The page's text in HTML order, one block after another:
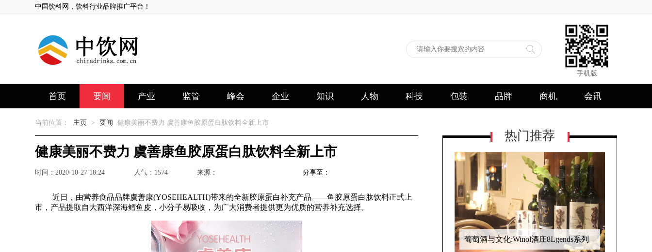
中国饮料网，饮料行业品牌推广平台！
手机版
首页 要闻 产业 监管 峰会 企业 知识 人物 科技 包装 品牌 商机 会讯
当前位置： 主页 > 要闻 健康美丽不费力 虞善康鱼胶原蛋白肽饮料全新上市
健康美丽不费力 虞善康鱼胶原蛋白肽饮料全新上市
时间：2020-10-27 18:24 人气： 1574 来源： 分享至：
近日，由营养食品品牌虞善康(YOSEHEALTH)带来的全新胶原蛋白补充产品——鱼胶原蛋白肽饮料正式上
市，产品提取自大西洋深海鳕鱼皮，小分子易吸收，为广大消费者提供更为优质的营养补充选择。
热门推荐
葡萄酒与文化:Winol酒庄8Lgends系列